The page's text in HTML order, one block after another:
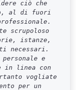
ciò che
al di fuori
scrupoloso
istanze,
necessari.
e
in linea con
vogliate
per un